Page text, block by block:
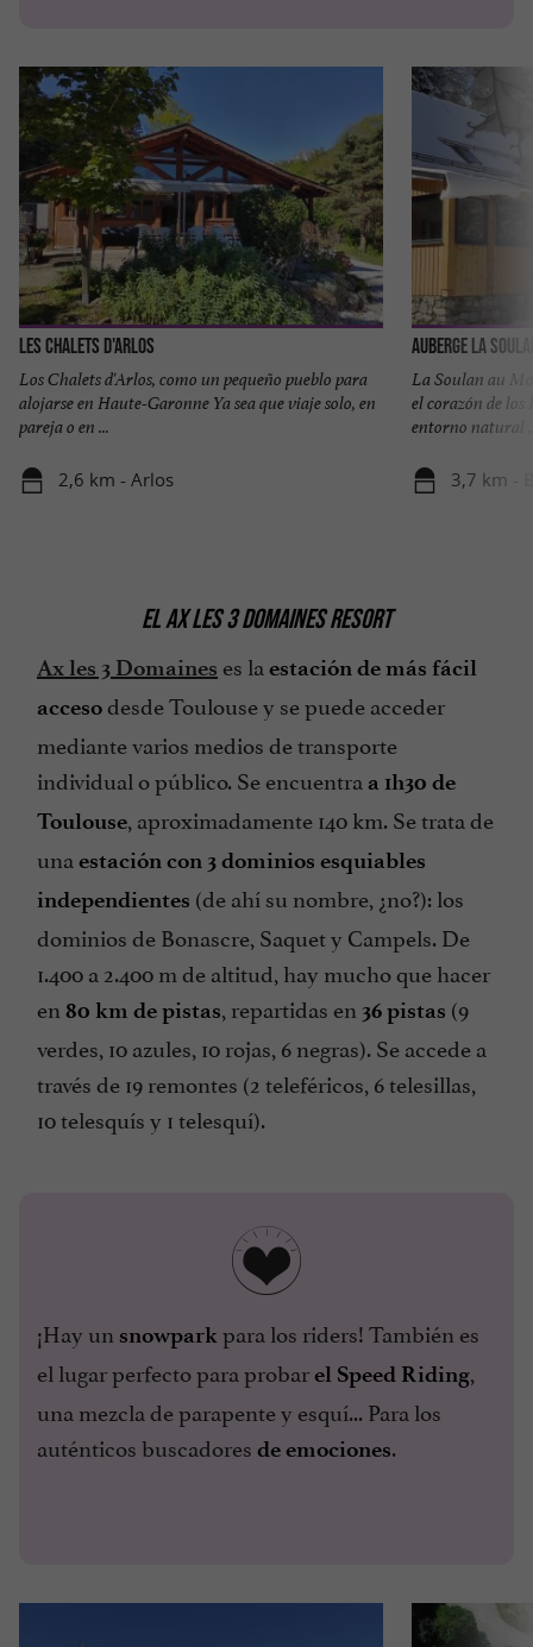
Les Chalets d'Arlos
Los Chalets d'Arlos, como un pequeño pueblo para
alojarse en Haute-Garonne Ya sea que viaje solo, en
pareja o en ...
2,6 km - Arlos
Auberge la
La Soulan au
el corazón de los
entorno natural
3,7 km -
EL AX LES 3 DOMAINES RESORT
Ax les 3 Domaines es la estación de más fácil
accesodesde Toulouse y se puede acceder
mediante varios medios de transporte
individual o público. Se encuentra a 1h30 de
Toulouse, aproximadamente 140 km. Se trata de
una estación con 3 dominios esquiables
independientes (de ahí su nombre, ¿no?): los
dominios de Bonascre, Saquet y Campels. De
1.400 a 2.400 m de altitud, hay mucho que hacer
en 80 km de pistas, repartidas en 36 pistas (9
verdes, 10 azules, 10 rojas, 6 negras). Se accede a
través de 19 remontes (2 teleféricos, 6 telesillas,
10 telesquís y 1 telesquí).
¡Hay un snowparkpara los riders! También es
el lugar perfecto para probarel Speed Riding,
una mezcla de parapente y esquí... Para los
auténticos buscadores de emociones.